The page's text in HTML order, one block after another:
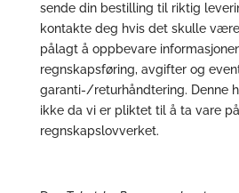
sende din bestilling til riktig
kontakte deg hvis det skulle
pålagt å oppbevare
regnskapsføring, avgifter og
garanti-/returhåndtering. Denne
ikke da vi er pliktet til å ta vare
regnskapslovverket.